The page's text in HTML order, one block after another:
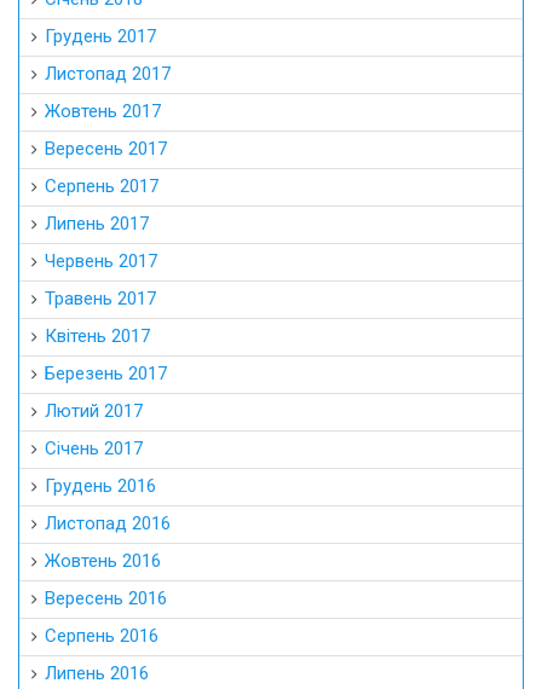
Грудень 2017
Листопад 2017
Жовтень 2017
Вересень 2017
Серпень 2017
Липень 2017
Червень 2017
Травень 2017
Квітень 2017
Березень 2017
Лютий 2017
Січень 2017
Грудень 2016
Листопад 2016
Жовтень 2016
Вересень 2016
Серпень 2016
Липень 2016